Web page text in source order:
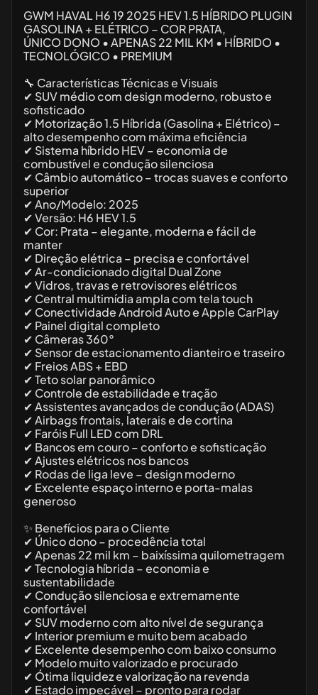
GWM HAVAL H6 19 2025 HEV 1.5 HÍBRIDO PLUGIN
GASOLINA + ELÉTRICO – COR PRATA,
ÚNICO DONO • APENAS 22 MIL KM • HÍBRIDO •
TECNOLÓGICO • PREMIUM
🔧 Características Técnicas e Visuais
✔ SUV médio com design moderno, robusto e
sofisticado
✔ Motorização 1.5 Híbrida (Gasolina + Elétrico) –
alto desempenho com máxima eficiência
✔ Sistema híbrido HEV – economia de
combustível e condução silenciosa
✔ Câmbio automático – trocas suaves e conforto
superior
✔ Ano/Modelo: 2025
✔ Versão: H6 HEV 1.5
✔ Cor: Prata – elegante, moderna e fácil de
manter
✔ Direção elétrica – precisa e confortável
✔ Ar-condicionado digital Dual Zone
✔ Vidros, travas e retrovisores elétricos
✔ Central multimídia ampla com tela touch
✔ Conectividade Android Auto e Apple CarPlay
✔ Painel digital completo
✔ Câmeras 360°
✔ Sensor de estacionamento dianteiro e traseiro
✔ Freios ABS + EBD
✔ Teto solar panorâmico
✔ Controle de estabilidade e tração
✔ Assistentes avançados de condução (ADAS)
✔ Airbags frontais, laterais e de cortina
✔ Faróis Full LED com DRL
✔ Bancos em couro – conforto e sofisticação
✔ Ajustes elétricos nos bancos
✔ Rodas de liga leve – design moderno
✔ Excelente espaço interno e porta-malas
generoso
✨ Benefícios para o Cliente
✔ Único dono – procedência total
✔ Apenas 22 mil km – baixíssima quilometragem
✔ Tecnologia híbrida – economia e
sustentabilidade
✔ Condução silenciosa e extremamente
confortável
✔ SUV moderno com alto nível de segurança
✔ Interior premium e muito bem acabado
✔ Excelente desempenho com baixo consumo
✔ Modelo muito valorizado e procurado
✔ Ótima liquidez e valorização na revenda
✔ Estado impecável – pronto para rodar